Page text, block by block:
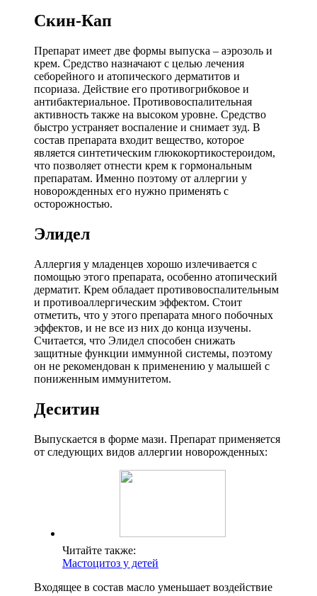
Скин-Кап
Препарат имеет две формы выпуска – аэрозоль и
крем. Средство назначают с целью лечения
себорейного и атопического дерматитов и
псориаза. Действие его противогрибковое и
антибактериальное. Противовоспалительная
активность также на высоком уровне. Средство
быстро устраняет воспаление и снимает зуд. В
состав препарата входит вещество, которое
является синтетическим глюкокортикостероидом,
что позволяет отнести крем к гормональным
препаратам. Именно поэтому от аллергии у
новорожденных его нужно применять с
осторожностью.
Элидел
Аллергия у младенцев хорошо излечивается с
помощью этого препарата, особенно атопический
дерматит. Крем обладает противовоспалительным
и противоаллергическим эффектом. Стоит
отметить, что у этого препарата много побочных
эффектов, и не все из них до конца изучены.
Считается, что Элидел способен снижать
защитные функции иммунной системы, поэтому
он не рекомендован к применению у малышей с
пониженным иммунитетом.
Деситин
Выпускается в форме мази. Препарат применяется
от следующих видов аллергии новорожденных:
Читайте также:
Мастоцитоз у детей
Входящее в состав масло уменьшает воздействие